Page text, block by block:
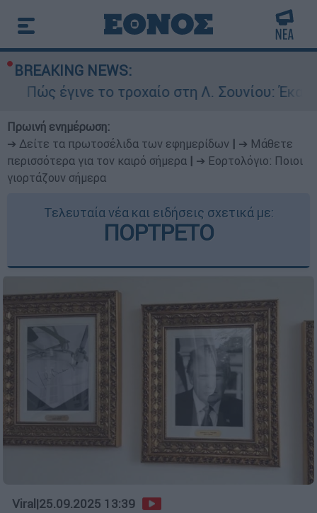
BREAKING NEWS:
το τροχαίο στη Λ. Σουνίου: Έκανε
Πρωινή ενημέρωση:
➔ Δείτε τα πρωτοσέλιδα των εφημερίδων
➔ Μάθετε
περισσότερα για τον καιρό σήμερα
➔ Εορτολόγιο: Ποιοι
γιορτάζουν σήμερα
Τελευταία νέα και ειδήσεις σχετικά με:
ΠΟΡΤΡΕΤΟ
Viral |25.09.2025 13:39